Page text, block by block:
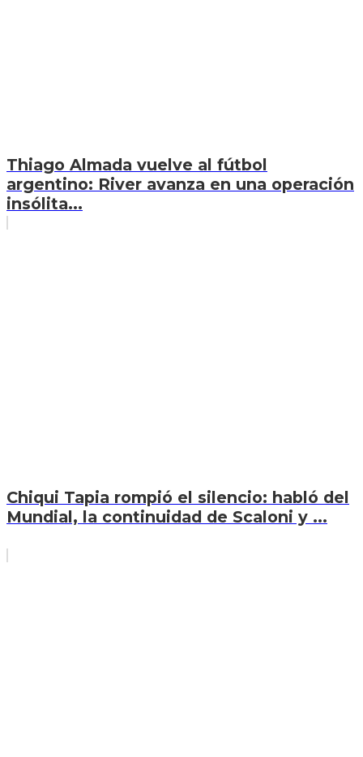
Thiago Almada vuelve al fútbol
argentino: River avanza en una operación
insólita...
Chiqui Tapia rompió el silencio: habló del
Mundial, la continuidad de Scaloni y ...